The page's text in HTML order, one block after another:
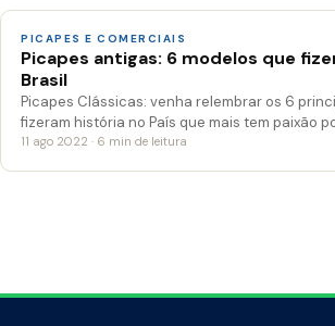
PICAPES E COMERCIAIS
Picapes antigas: 6 modelos que
Brasil
Picapes Clássicas: venha relembrar os 6
fizeram história no País que mais tem paixão
11 ago 2022 · 6 min de leitura